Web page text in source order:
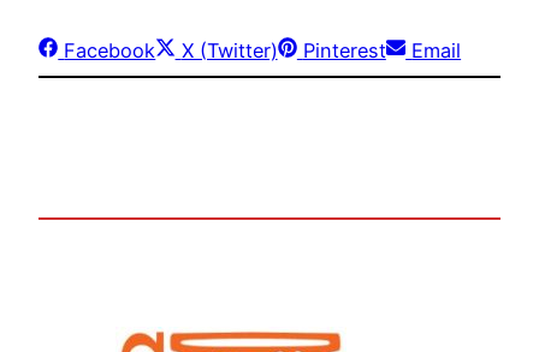
Share
on
Facebook
Share
on
X (Twitter)
Share
on
Pinterest
Share
on
Email